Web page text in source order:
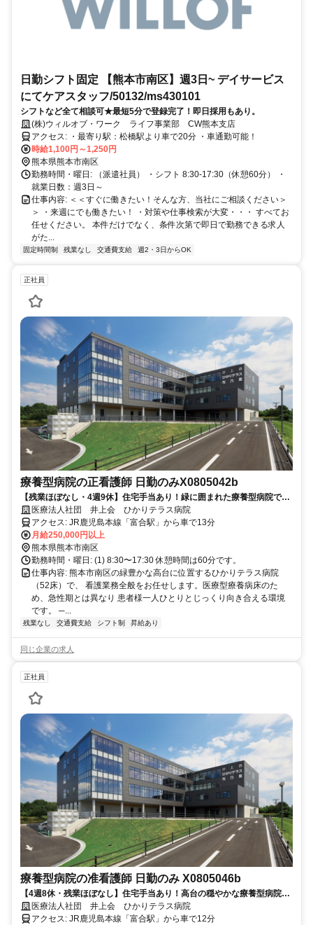
日勤シフト固定 【熊本市南区】週3日~ デイサービス
にてケアスタッフ/50132/ms430101
シフトなど全て相談可★最短5分で登録完了！即日採用もあり。
(株)ウィルオブ・ワーク ライフ事業部 CW熊本支店
アクセス: ・最寄り駅：松橋駅より車で20分 ・車通勤可能！
時給1,100円～1,250円
熊本県熊本市南区
勤務時間・曜日: （派遣社員） ・シフト 8:30-17:30（休憩60分） ・
就業日数：週3日～
仕事内容: ＜＜すぐに働きたい！そんな方、当社にご相談ください＞
＞ ・来週にでも働きたい！ ・対策や仕事検索が大変・・・ すべてお
任せください。 本件だけでなく、条件次第で即日で勤務できる求人
がた...
固定時間制 残業なし 交通費支給 週2・3日からOK
正社員
療養型病院の正看護師 日勤のみX0805042b
【残業ほぼなし・4週9休】住宅手当あり！緑に囲まれた療養型病院でゆ
とりを持って働ける正看護師
医療法人社団 井上会 ひかりテラス病院
アクセス: JR鹿児島本線「富合駅」から車で13分
月給250,000円以上
熊本県熊本市南区
勤務時間・曜日: (1) 8:30〜17:30 休憩時間は60分です。
仕事内容: 熊本市南区の緑豊かな高台に位置するひかりテラス病院
（52床）で、 看護業務全般をお任せします。医療型療養病床のた
め、急性期とは異なり 患者様一人ひとりとじっくり向き合える環境
です。 ─...
残業なし 交通費支給 シフト制 昇給あり
同じ企業の求人
正社員
療養型病院の准看護師 日勤のみ X0805046b
【4週8休・残業ほぼなし】住宅手当あり！高台の穏やかな療養型病院で
活躍できる准看護師
医療法人社団 井上会 ひかりテラス病院
アクセス: JR鹿児島本線「富合駅」から車で12分